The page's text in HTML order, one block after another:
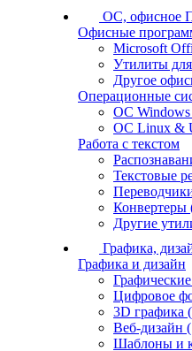
ОС, офисное
Офисные
Microsoft
Утилиты
Другое
Операционные
ОС Windows
ОС Linux &
Работа с текстом
Текстовые
Конвертеры
Другие
Графика,
Графика и дизайн
Цифровое
3D графика
Веб-дизайн
Шаблоны и